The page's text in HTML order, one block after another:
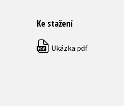
Ke stažení
PDF Ukázka.pdf